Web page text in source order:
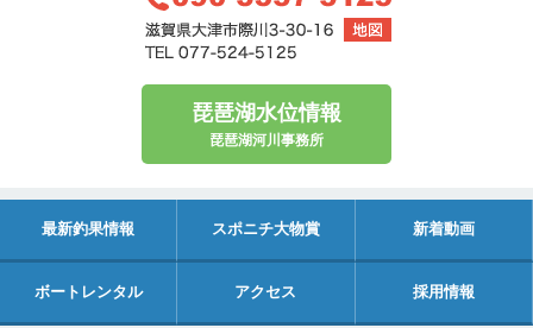
琵琶湖水位情報
琵琶湖河川事務所
最新釣果情報 スポニチ大物賞 新着動画
ボートレンタル アクセス 採用情報